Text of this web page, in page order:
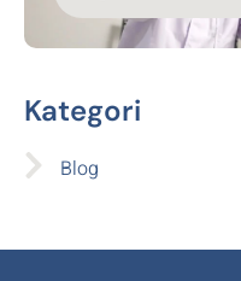
Kategori
Blog